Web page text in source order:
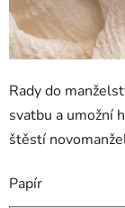
Rady do
svatbu a umožní
štěstí
Papír